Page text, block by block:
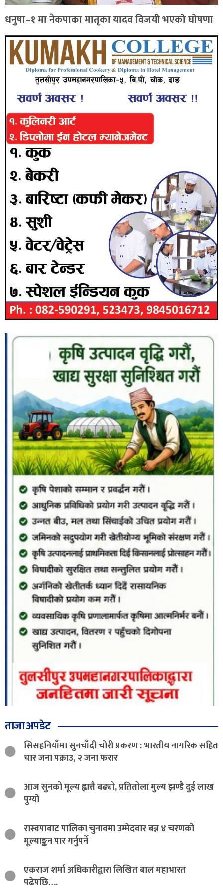
धनुषा–१ मा नेकपाका मातृका यादव विजयी भएको घोषणा
ताजा अपडेट
सिसहनियाँमा सुनचाँदी चोरी प्रकरण : भारतीय नागरिक सहित
चार जना पक्राउ, २ जना फरार
आज सुनको मूल्य ह्वात्तै बढ्यो, प्रतितोला मुल्य झण्डै दुई लाख
पुग्यो
रास्वपाबाट पालिका चुनावमा उम्मेदवार बन्न ४ चरणको
मूल्याङ्कन पार गर्नुपर्ने
एकराज शर्मा अधिकारीद्वारा लिखित बाल महाभारत
पढेपछि….